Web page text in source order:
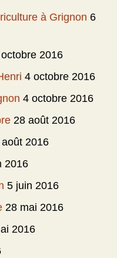
à Grignon 6
2016
4 octobre 2016
4 octobre 2016
28 août 2016
août 2016
2016
5 juin 2016
28 mai 2016
2016